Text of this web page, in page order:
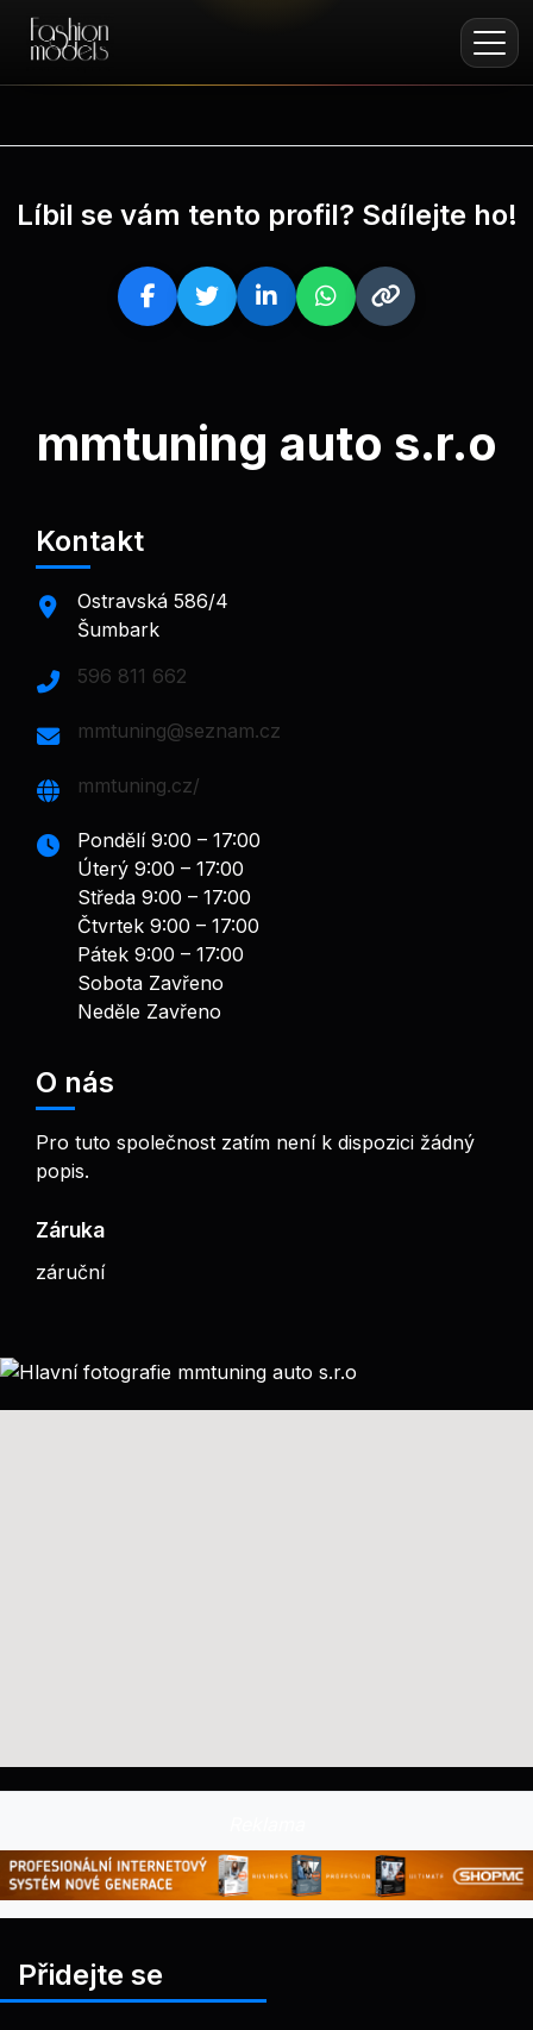
mmtuning auto s.r.o
Kontakt
Ostravská 586/4
Šumbark
596 811 662
mmtuning@seznam.cz
mmtuning.cz/
Pondělí 9:00 – 17:00
Úterý 9:00 – 17:00
Středa 9:00 – 17:00
Čtvrtek 9:00 – 17:00
Pátek 9:00 – 17:00
Sobota Zavřeno
Neděle Zavřeno
O nás
Pro tuto společnost zatím není k dispozici žádný
popis.
Záruka
záruční
Líbil se vám tento profil? Sdílejte ho!
Přidejte se